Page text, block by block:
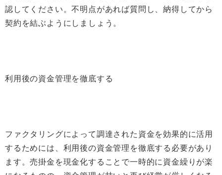
認してください。不明点があれば質問し、納得してから
契約を結ぶようにしましょう。
利用後の資金管理を徹底する
ファクタリングによって調達された資金を効果的に活用
するためには、利用後の資金管理を徹底する必要があり
ます。売掛金を現金化することで一時的に資金繰りが楽